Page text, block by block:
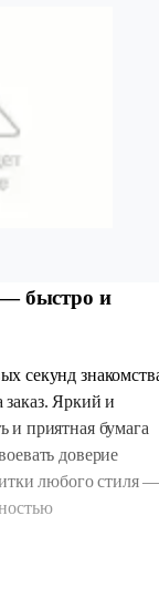
— быстро и
секунд
Яркий и
и приятная бумага
доверие
любого стиля